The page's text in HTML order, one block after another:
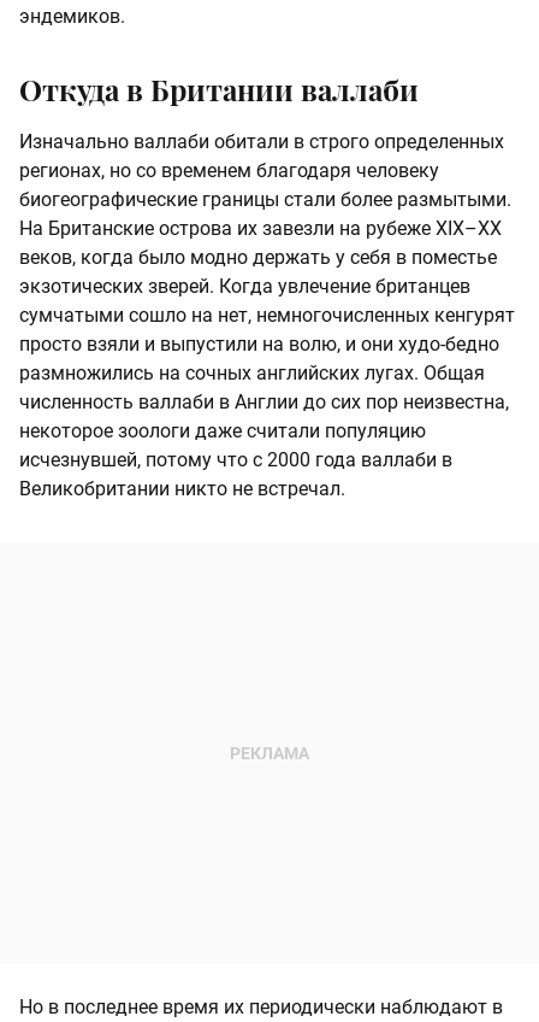
эндемиков.
Откуда в Британии валлаби
Изначально валлаби обитали в строго определенных
регионах, но со временем благодаря человеку
биогеографические границы стали более размытыми.
На Британские острова их завезли на рубеже XIX–XX
веков, когда было модно держать у себя в поместье
экзотических зверей. Когда увлечение британцев
сумчатыми сошло на нет, немногочисленных кенгурят
просто взяли и выпустили на волю, и они худо-бедно
размножились на сочных английских лугах. Общая
численность валлаби в Англии до сих пор неизвестна,
некоторое зоологи даже считали популяцию
исчезнувшей, потому что с 2000 года валлаби в
Великобритании никто не встречал.
Но в последнее время их периодически наблюдают в